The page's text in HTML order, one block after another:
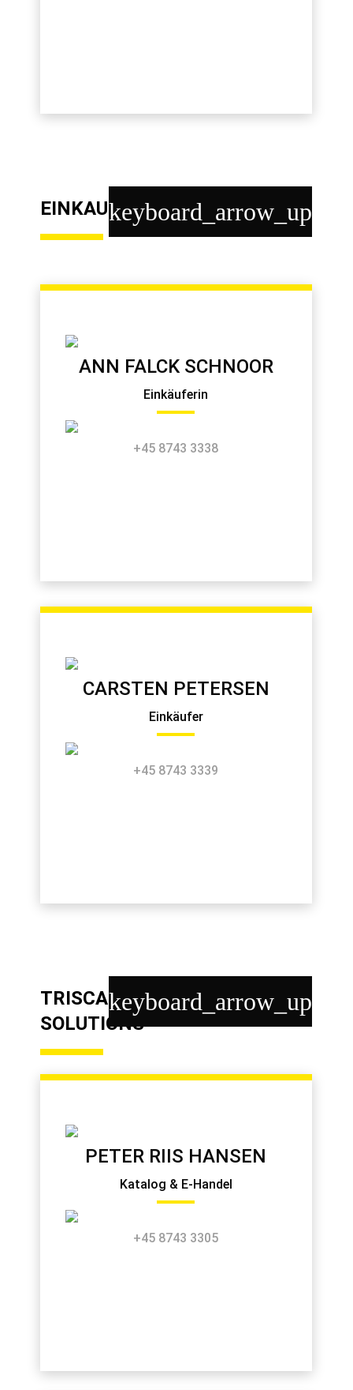
EINKAUFkeyboard_arrow_up
ANN FALCK SCHNOOR
Einkäuferin
+45 8743 3338
CARSTEN PETERSEN
Einkäufer
+45 8743 3339
TRISCAN SOFTWARE
SOLUTIONS
keyboard_arrow_up
PETER RIIS HANSEN
Katalog & E-Handel
+45 8743 3305